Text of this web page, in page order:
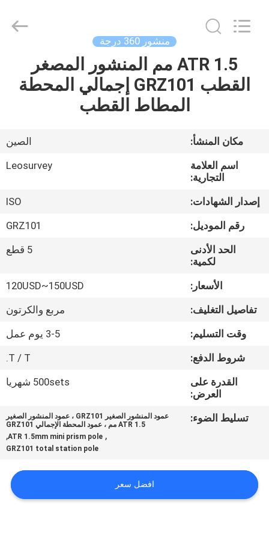
منزل،
بيت
معلومات
جولة
مراقبة
الجودة
اتصل
اطلب
خريطة
الموقع
Instrument
Co.,Ltd.
منشور 360 درجة
ATR 1.5 مم المنشور المصغر
القطب GRZ101 إجمالي المحطة
المطاط القطب
مكان المنشأ:
الصين
اسم العلامة
التجارية:
Leosurvey
إصدار الشهادات:
ISO
رقم الموديل:
GRZ101
الحد الأدنى
لكمية:
5 قطع
الأسعار:
120USD~150USD
تفاصيل التغليف:
مربع والكرتون
وقت التسليم:
3-5 يوم عمل
شروط الدفع:
T / T.
القدرة على
العرض:
500sets شهريا
تسليط الضوء:
عمود المنشور الصغير GRZ101 ، عمود المنشور الصغير
ATR 1.5 مم ، عمود المحطة الإجمالي GRZ101
,
ATR 1.5mm mini prism pole
,
GRZ101 total station pole
افضل سعر